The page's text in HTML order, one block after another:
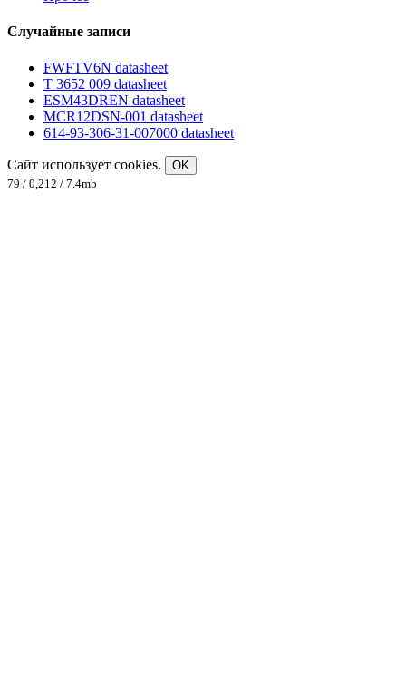
Случайные записи
FWFTV6N datasheet
T 3652 009 datasheet
ESM43DREN datasheet
MCR12DSN-001 datasheet
614-93-306-31-007000 datasheet
Сайт использует cookies.
OK
79 / 0,212 / 7.4mb